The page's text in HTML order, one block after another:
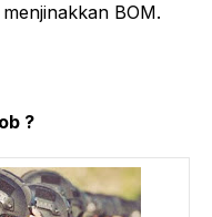
BOM.
?